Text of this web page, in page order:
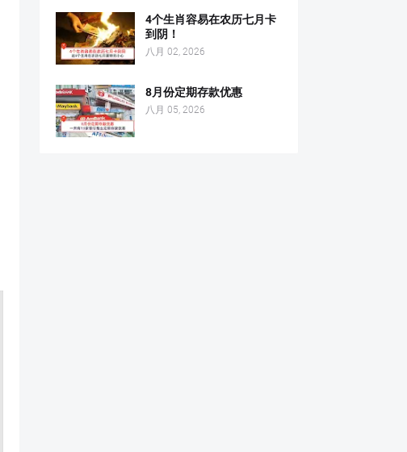
4个生肖容易在农历七月卡
到阴！
八月 02, 2026
8月份定期存款优惠
八月 05, 2026